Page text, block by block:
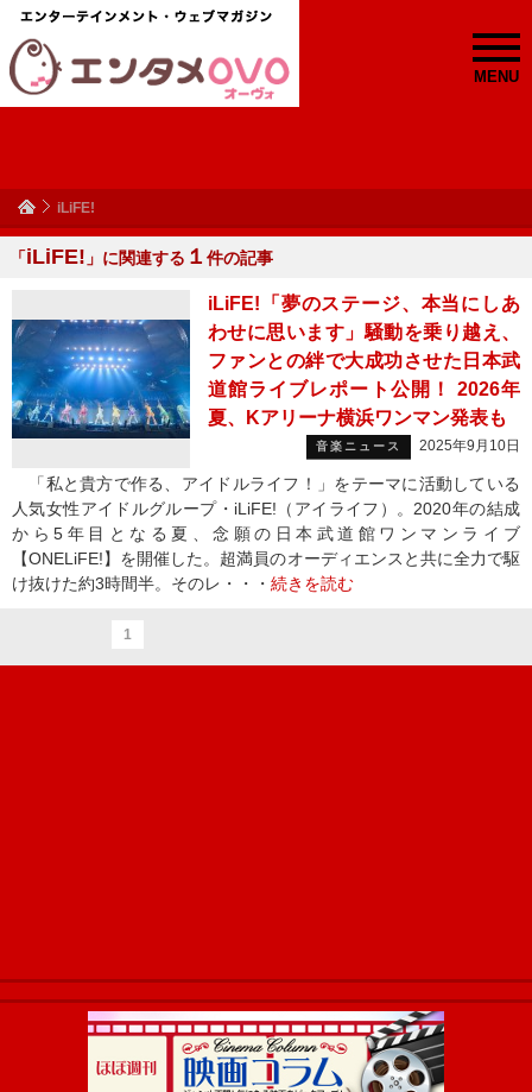
MENU
iLiFE!
「iLiFE! 」に関連する １ 件の記事
iLiFE!「夢のステージ、本当にしあ
わせに思います」騒動を乗り越え、
ファンとの絆で大成功させた日本武
道館ライブレポート公開！ 2026年
夏、Kアリーナ横浜ワンマン発表も
音楽ニュース 2025年9月10日
「私と貴方で作る、アイドルライフ！」をテーマに活動している
人気女性アイドルグループ・iLiFE!（アイライフ）。2020年の結成
から5年目となる夏、念願の日本武道館ワンマンライブ
【ONELiFE!】を開催した。超満員のオーディエンスと共に全力で駆
け抜けた約3時間半。そのレ・・・ 続きを読む
1